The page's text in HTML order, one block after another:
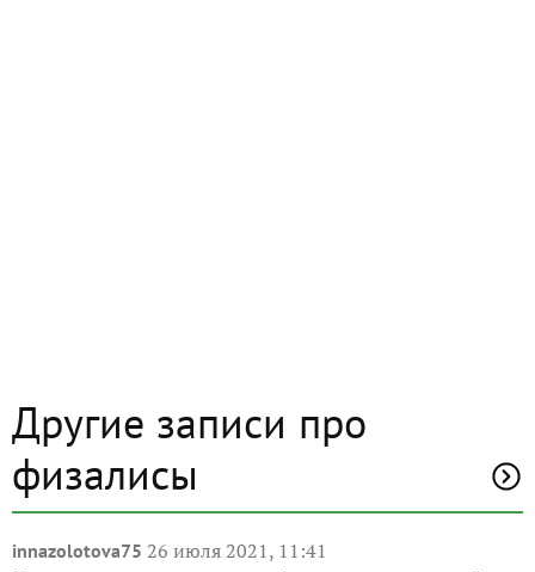
Другие записи про
физалисы
innazolotova75 26 июля 2021, 11:41